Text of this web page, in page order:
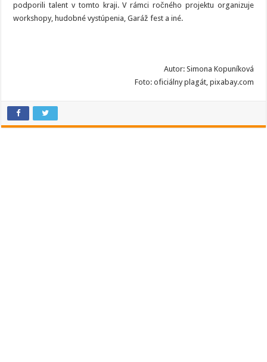
podporili talent v tomto kraji. V rámci ročného projektu organizuje
workshopy, hudobné vystúpenia, Garáž fest a iné.
Autor: Simona Kopuníková
Foto: oficiálny plagát, pixabay.com